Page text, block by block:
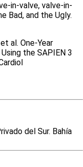
in-valve, valve-in-
Bad, and the Ugly.
al. One-Year
the SAPIEN 3
del Sur. Bahía